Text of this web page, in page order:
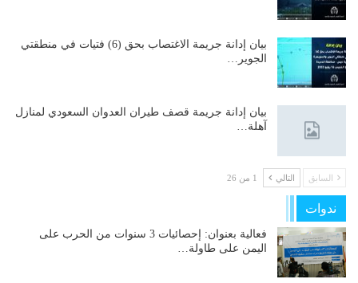
بيان إدانة جريمة الاغتصاب بحق (6) فتيات في منطقتي
الجوير…
بيان إدانة جريمة قصف طيران العدوان السعودي لمنازل
آهلة…
السابق التالي 1 من 26
ندوات
فعالية بعنوان: إحصائيات 3 سنوات من الحرب على
اليمن على طاولة…